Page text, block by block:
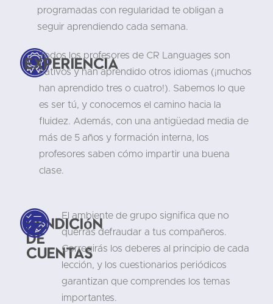
programadas con regularidad te obligan a
seguir aprendiendo cada semana.
Experiencia
Todos los profesores de CR Languages son
nativos y han aprendido otros idiomas (¡muchos
han aprendido tres o cuatro!). Sabemos lo que
es ser tú, y conocemos el camino hacia la
fluidez. Además, con una antigüedad media de
más de 5 años y formación interna, los
profesores saben cómo impartir una buena
clase.
Rendición
de
cuentas
El ambiente de grupo significa que no
querrás defraudar a tus compañeros.
Corregirás los deberes al principio de cada
lección, y los cuestionarios periódicos
garantizan que comprendes los temas
importantes.